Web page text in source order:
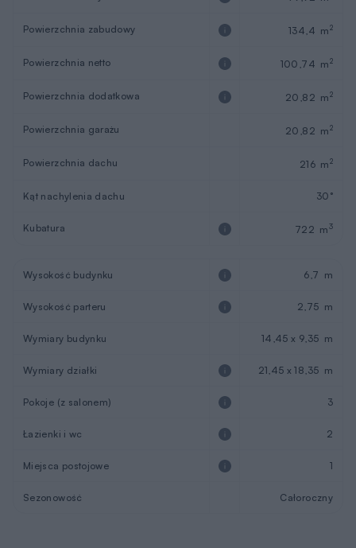
Powierzchnia zabudowy 134,4 m2
Powierzchnia netto 100,74 m2
Powierzchnia dodatkowa 20,82 m2
Powierzchnia garażu 20,82 m2
Powierzchnia dachu 216 m2
Kąt nachylenia dachu 30°
Kubatura 722 m3
Wysokość budynku 6,7 m
Wysokość parteru 2,75 m
Wymiary budynku 14,45 x 9,35 m
Wymiary działki 21,45 x 18,35 m
Pokoje (z salonem) 3
Łazienki i wc 2
Miejsca postojowe 1
Sezonowość Całoroczny